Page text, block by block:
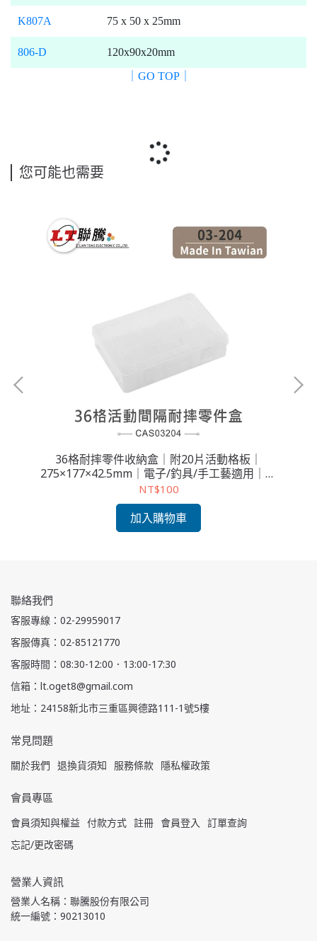
K807A 75 x 50 x 25mm
806-D
120x90x20mm
｜GO TOP｜
您可能也需要
36格耐摔零件收納盒｜附20片活動格板｜
275×177×42.5mm｜電子/釣具/手工藝適用｜台
灣製
NT$100
加入購物車
聯絡我們
客服專線：02-29959017
客服傳真：02-85121770
客服時間：08:30-12:00．13:00-17:30
信箱：lt.oget8@gmail.com
地址：24158新北市三重區興德路111-1號5樓
常見問題
關於我們 退換貨須知 服務條款 隱私權政策
會員專區
會員須知與權益 付款方式 註冊 會員登入
訂單查詢
忘記/更改密碼
營業人資訊
營業人名稱：聯騰股份有限公司
統一編號：90213010